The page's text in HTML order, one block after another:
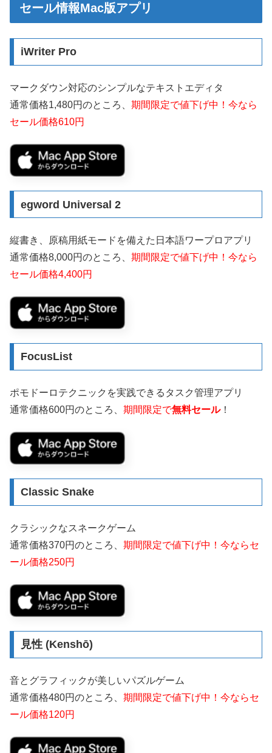
セール情報Mac版アプリ
iWriter Pro
マークダウン対応のシンプルなテキストエディタ
通常価格1,480円のところ、 期間限定で値下げ中！今なら
セール価格610円
egword Universal 2
縦書き、原稿用紙モードを備えた日本語ワープロアプリ
通常価格8,000円のところ、 期間限定で値下げ中！今なら
セール価格4,400円
FocusList
ポモドーロテクニックを実践できるタスク管理アプリ
通常価格600円のところ、 期間限定で無料セール！
Classic Snake
クラシックなスネークゲーム
通常価格370円のところ、 期間限定で値下げ中！今ならセ
ール価格250円
見性 (Kenshō)
音とグラフィックが美しいパズルゲーム
通常価格480円のところ、 期間限定で値下げ中！今ならセ
ール価格120円